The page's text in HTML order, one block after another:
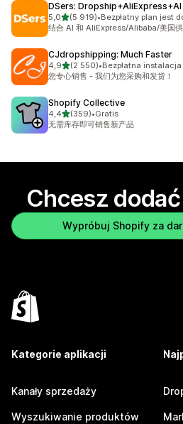
DSers: Dropship+AliExpress+AI
5,0na 5 gwiazdek
(5 919)
Łączna liczba recenzji: 5919
•Bezpłatny plan jest
结合 AI 和 AliExpress/Alibaba/美国
CJdropshipping: Much Faster
4,9na 5 gwiazdek
(2 550)
Łączna liczba recenzji: 2550
•Bezpłatna instalacja
您专心销售 - 我们为您采购和发货！
Shopify Collective
4,4na 5 gwiazdek
(359)
Łączna liczba recenzji: 359
•Gratis
无需库存即可销售新产品
Chcesz
Wypróbuj Shopify za
Kategorie aplikacji
Kanały sprzedaży
Wyszukiwanie produktów